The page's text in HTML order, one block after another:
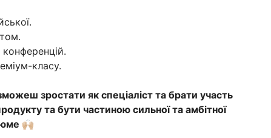
класу.
зростати як спеціаліст та брати участь
та бути частиною сильної та амбітної
🙌🏼